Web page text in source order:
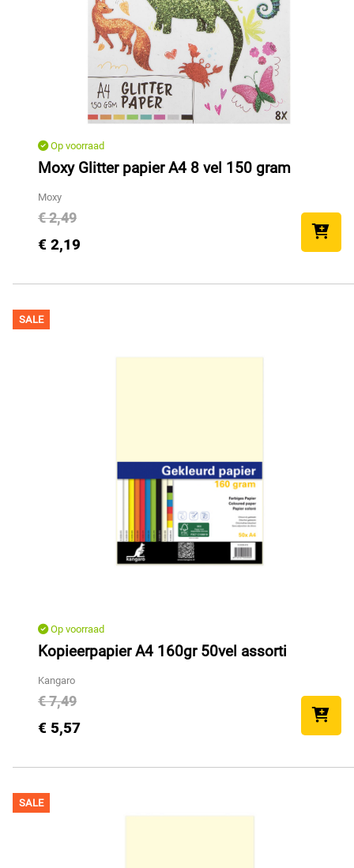
Op voorraad
Moxy Glitter papier A4 8 vel 150 gram
Moxy
€ 2,49
€ 2,19
SALE
Op voorraad
Kopieerpapier A4 160gr 50vel assorti
Kangaro
€ 7,49
€ 5,57
SALE